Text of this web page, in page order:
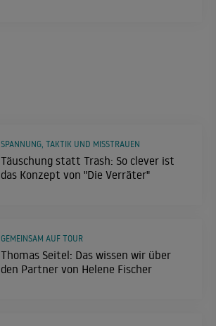
Täuschung statt Trash: So clever ist
das Konzept von "Die Verräter"
SPANNUNG, TAKTIK UND MISSTRAUEN
Thomas Seitel: Das wissen wir über
den Partner von Helene Fischer
GEMEINSAM AUF TOUR